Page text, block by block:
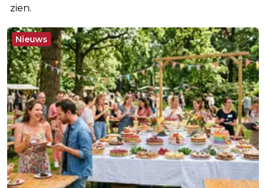
zien.
Nieuws